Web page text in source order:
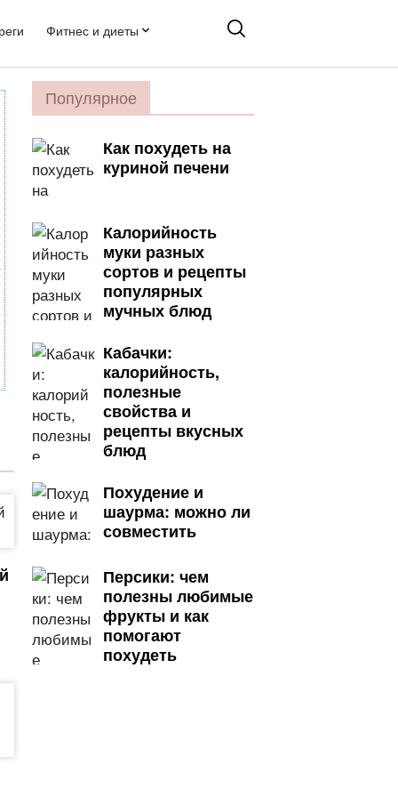
Фитнес и диеты
Популярное
Как похудеть на
куриной печени
Калорийность
муки разных
сортов и рецепты
популярных
мучных блюд
Кабачки:
калорийность,
полезные
свойства и
рецепты вкусных
блюд
Похудение и
шаурма: можно ли
совместить
Персики: чем
полезны любимые
фрукты и как
помогают
похудеть